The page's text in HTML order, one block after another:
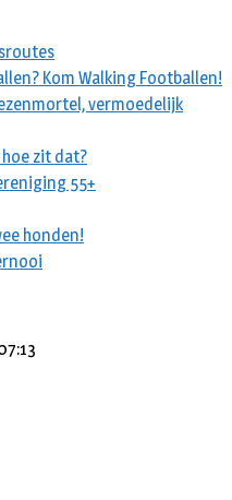
Kom Walking Footballen!
vermoedelijk
zit dat?
55+
honden!